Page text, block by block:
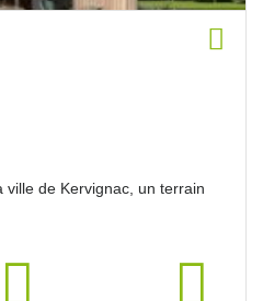
ville de Kervignac, un terrain